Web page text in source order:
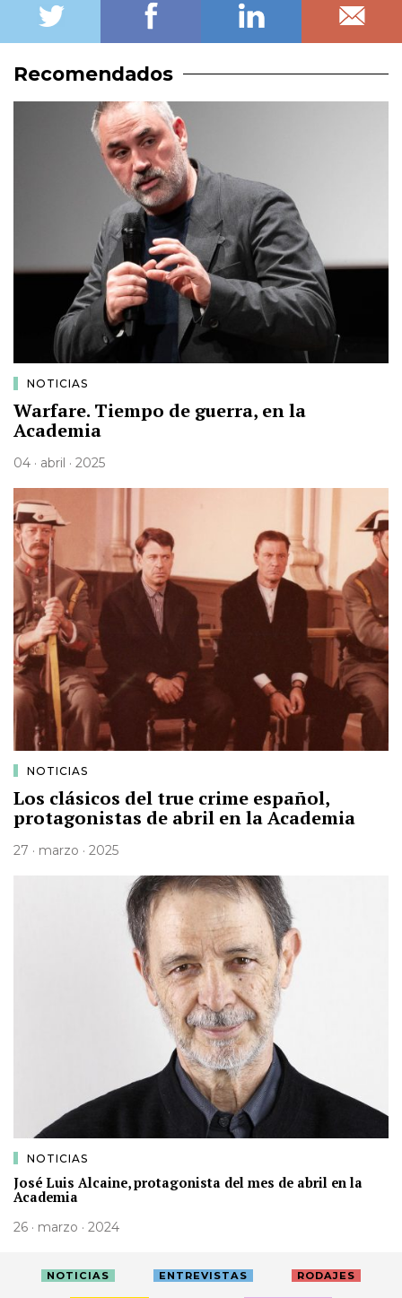
Recomendados
NOTICIAS
Warfare. Tiempo de guerra, en la
Academia
04 · abril · 2025
NOTICIAS
Los clásicos del true crime español,
protagonistas de abril en la Academia
27 · marzo · 2025
NOTICIAS
José Luis Alcaine, protagonista del mes de abril en la
Academia
26 · marzo · 2024
NOTICIAS ENTREVISTAS RODAJES